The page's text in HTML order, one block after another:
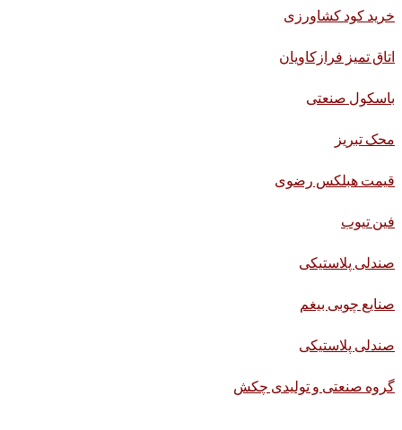
خرید کود کشاورزی
اتاق تمیز فرازکاویان
باسکول صنعتی
محک تبریز
قیمت هبلکس رضوی
فین تیوب
صندلی پلاستیکی
صنایع چوبی بیغم
صندلی پلاستیکی
گروه صنعتی و تولیدی چکش